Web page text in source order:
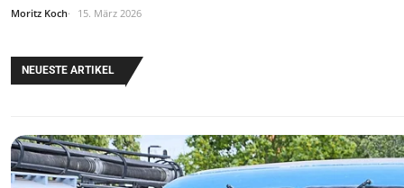
Moritz Koch 15. März 2026
NEUESTE ARTIKEL